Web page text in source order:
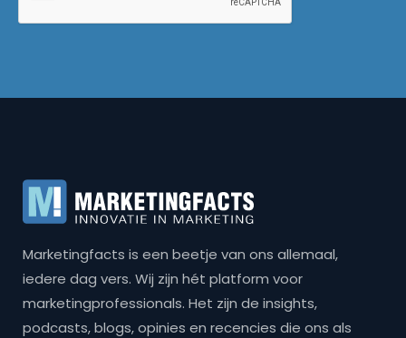
Marketingfacts is een beetje van ons allemaal,
iedere dag vers. Wij zijn hét platform voor
marketingprofessionals. Het zijn de insights,
podcasts, blogs, opinies en recencies die ons als